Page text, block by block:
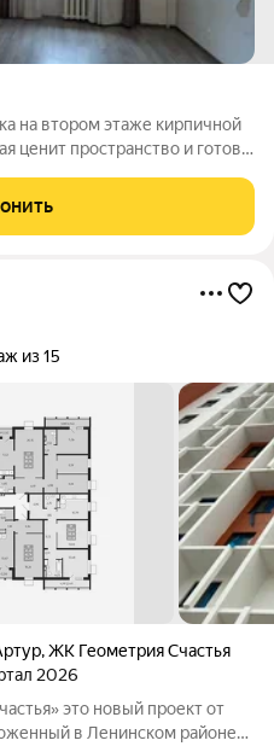
на втором этаже кирпичной
ценит пространство и готова
и три комнаты, где
из 15
,ЖК Геометрия Счастья
2026
проект от
в Ленинском районе